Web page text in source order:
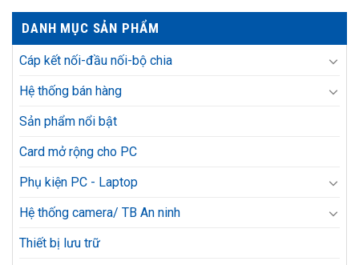
DANH MỤC SẢN PHẨM
Cáp kết nối-đầu nối-bộ chia
Hệ thống bán hàng
Sản phẩm nổi bật
Card mở rộng cho PC
Phụ kiện PC - Laptop
Hệ thống camera/ TB An ninh
Thiết bị lưu trữ